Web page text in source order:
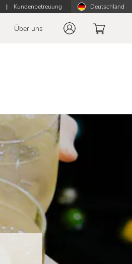
| Kundenbetreuung Deutschland
Über uns